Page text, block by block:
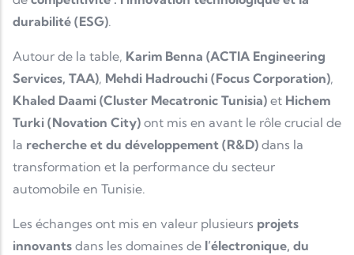
durabilité (ESG).
Autour de la table, Karim Benna (ACTIA Engineering
Services, TAA), Mehdi Hadrouchi (Focus Corporation),
Khaled Daami (Cluster Mecatronic Tunisia) et Hichem
Turki (Novation City) ont mis en avant le rôle crucial de
la recherche et du développement (R&D) dans la
transformation et la performance du secteur
automobile en Tunisie.
Les échanges ont mis en valeur plusieurs projets
innovants dans les domaines de l’électronique, du